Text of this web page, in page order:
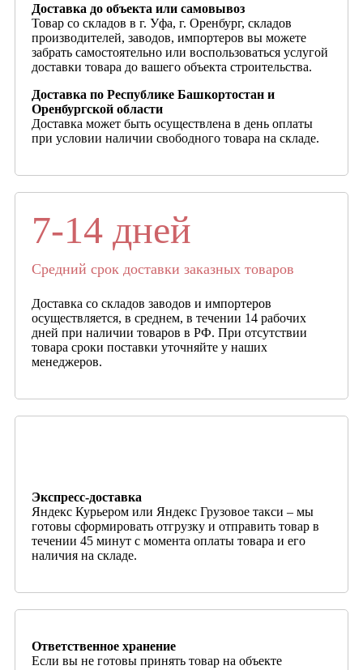
Доставка до объекта или самовывоз
Товар со складов в г. Уфа, г. Оренбург, складов
производителей, заводов, импортеров вы можете
забрать самостоятельно или воспользоваться услугой
доставки товара до вашего объекта строительства.
Доставка по Республике Башкортостан и
Оренбургской области
Доставка может быть осуществлена в день оплаты
при условии наличии свободного товара на складе.
7-14 дней
Средний срок доставки заказных товаров
Доставка со складов заводов и импортеров
осуществляется, в среднем, в течении 14 рабочих
дней при наличии товаров в РФ. При отсутствии
товара сроки поставки уточняйте у наших
менеджеров.
Экспресс-доставка
Яндекс Курьером или Яндекс Грузовое такси – мы
готовы сформировать отгрузку и отправить товар в
течении 45 минут с момента оплаты товара и его
наличия на складе.
Ответственное хранение
Если вы не готовы принять товар на объекте